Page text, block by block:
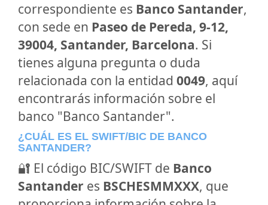
correspondiente es Banco Santander,
con sede en Paseo de Pereda, 9-12,
39004, Santander, Barcelona. Si
tienes alguna pregunta o duda
relacionada con la entidad 0049, aquí
encontrarás información sobre el
banco "Banco Santander".
¿CUÁL ES EL SWIFT/BIC DE BANCO
SANTANDER?
🔐 El código BIC/SWIFT de Banco
Santander es BSCHESMMXXX, que